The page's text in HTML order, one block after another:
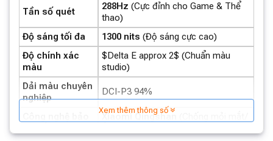
Tần số quét 288Hz (Cực đỉnh cho Game & Thể
thao)
Độ sáng tối đa
1300 nits (Độ sáng cực cao)
Độ chính xác
màu
$Delta E approx 2$ (Chuẩn màu
studio)
Dải màu chuyên
nghiệp
DCI-P3 94%
Xiaomi Qingshan
Xem thêm thông số